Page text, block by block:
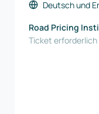
Deutschund
Road Pricing
Ticket erforderlich